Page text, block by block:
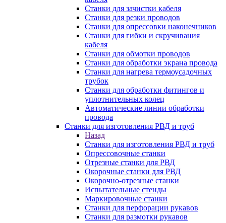
Станки для зачистки кабеля
Станки для резки проводов
Станки для опрессовки наконечников
Станки для гибки и скручивания
кабеля
Станки для обмотки проводов
Станки для обработки экрана провода
Станки для нагрева термоусадочных
трубок
Станки для обработки фитингов и
уплотнительных колец
Автоматические линии обработки
провода
Станки для изготовления РВД и труб
Назад
Станки для изготовления РВД и труб
Опрессовочные станки
Отрезные станки для РВД
Окорочные станки для РВД
Окорочно-отрезные станки
Испытательные стенды
Маркировочные станки
Станки для перфорации рукавов
Станки для размотки рукавов